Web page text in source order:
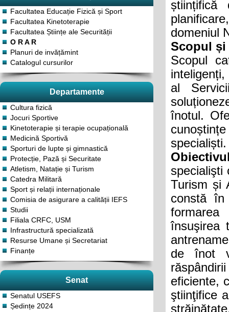
Facultatea Educație Fizică și Sport
Facultatea Kinetoterapie
Facultatea Științe ale Securității
O R A R
Planuri de invățămint
Catalogul cursurilor
Departamente
Cultura fizică
Jocuri Sportive
Kinetoterapie și terapie ocupațională
Medicină Sportivă
Sporturi de lupte și gimnastică
Protecție, Pază și Securitate
Atletism, Natație și Turism
Catedra Militară
Sport și relații internaționale
Comisia de asigurare a calității IEFS
Studii
Filiala CRFC, USM
Infrastructură specializată
Resurse Umane și Secretariat
Finanțe
Senat
Senatul USEFS
Ședințe 2024
științifică
domeniul
Scopul și
Scopul
al
înotul.
specialiști.
specialişti
Turism și
constă în
însuşirea
de înot
eficiente,
ştiinţifice